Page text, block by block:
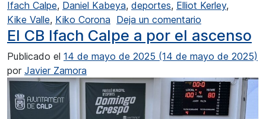
Ifach Calpe, Daniel Kabeya, deportes, Elliot Kerley,
Kike Valle, Kiko Corona Deja un comentario
El CB Ifach Calpe a por el ascenso
Publicado el 14 de mayo de 2025 (14 de mayo de 2025)
por Javier Zamora